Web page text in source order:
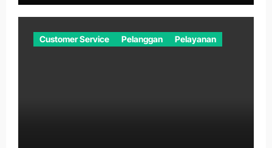
Customer Service Pelanggan Pelayanan